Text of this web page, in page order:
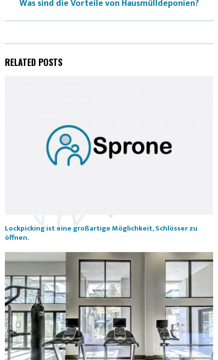
T
E
O
K
E
S
I
N
Was sind die Vorteile von Hausmülldeponien?
RELATED POSTS
Lockpicking ist eine großartige Möglichkeit, Schlösser zu
öffnen.